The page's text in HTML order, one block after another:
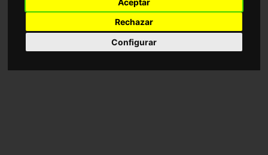
Rechazar
Configurar
Domingos
09:00 - 14:30
17:30 - 21:00